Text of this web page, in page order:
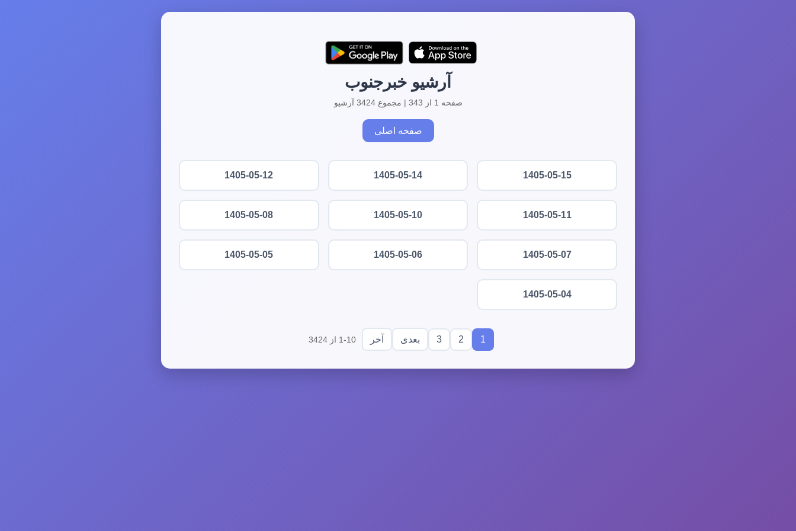
آرشیو خبرجنوب
صفحه 1 از 343 | مجموع 3424 آرشیو
صفحه اصلی
1405-05-15
1405-05-14
1405-05-12
1405-05-11
1405-05-10
1405-05-08
1405-05-07
1405-05-06
1405-05-05
1405-05-04
1
2
3 بعدی آخر 1-10 از 3424